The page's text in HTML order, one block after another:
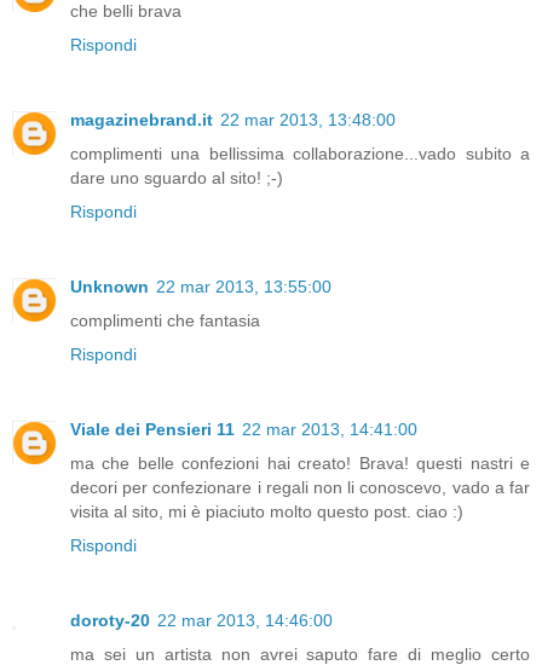
che belli brava
Rispondi
magazinebrand.it 22 mar 2013, 13:48:00
complimenti una bellissima collaborazione...vado subito a
dare uno sguardo al sito! ;-)
Rispondi
Unknown 22 mar 2013, 13:55:00
complimenti che fantasia
Rispondi
Viale dei Pensieri 11 22 mar 2013, 14:41:00
ma che belle confezioni hai creato! Brava! questi nastri e
decori per confezionare i regali non li conoscevo, vado a far
visita al sito, mi è piaciuto molto questo post. ciao :)
Rispondi
doroty-20 22 mar 2013, 14:46:00
ma sei un artista non avrei saputo fare di meglio certo